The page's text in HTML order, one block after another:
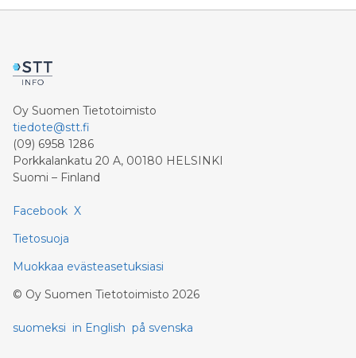
Oy Suomen Tietotoimisto
tiedote@stt.fi
(09) 6958 1286
Porkkalankatu 20 A, 00180 HELSINKI
Suomi – Finland
Facebook X
Tietosuoja
Muokkaa evästeasetuksiasi
© Oy Suomen Tietotoimisto 2026
suomeksi in English på svenska